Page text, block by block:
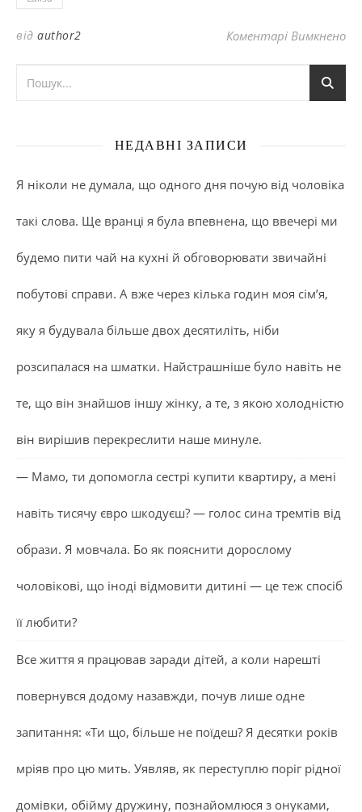
від author2 Коментарі Вимкненодо
НЕДАВНІ ЗАПИСИ
Я ніколи не думала, що одного дня почую від чоловіка
такі слова. Ще вранці я була впевнена, що ввечері ми
будемо пити чай на кухні й обговорювати звичайні
побутові справи. А вже через кілька годин моя сім’я,
яку я будувала більше двох десятиліть, ніби
розсипалася на шматки. Найстрашніше було навіть не
те, що він знайшов іншу жінку, а те, з якою холодністю
він вирішив перекреслити наше минуле.
— Мамо, ти допомогла сестрі купити квартиру, а мені
навіть тисячу євро шкодуєш? — голос сина тремтів від
образи. Я мовчала. Бо як пояснити дорослому
чоловікові, що іноді відмовити дитині — це теж спосіб
її любити?
Все життя я працював заради дітей, а коли нарешті
повернувся додому назавжди, почув лише одне
запитання: «Ти що, більше не поїдеш? Я десятки років
мріяв про цю мить. Уявляв, як переступлю поріг рідної
домівки, обійму дружину, познайомлюся з онуками,